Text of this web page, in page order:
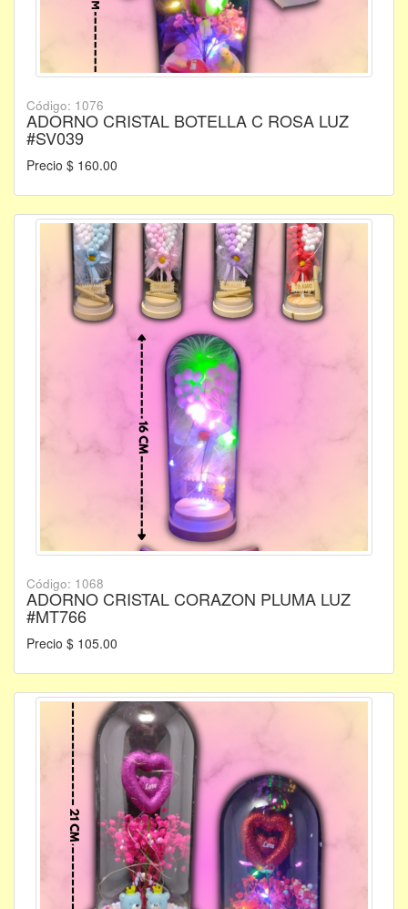
Código: 1076
ADORNO CRISTAL BOTELLA C ROSA LUZ
#SV039
Precio $ 160.00
Código: 1068
ADORNO CRISTAL CORAZON PLUMA LUZ
#MT766
Precio $ 105.00